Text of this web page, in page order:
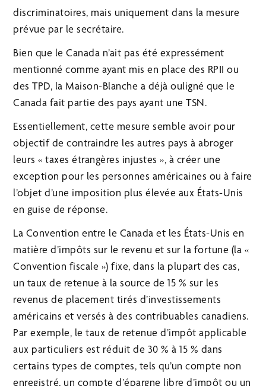
discriminatoires, mais uniquement dans la mesure
prévue par le secrétaire.
Bien que le Canada n’ait pas été expressément
mentionné comme ayant mis en place des RPII ou
des TPD, la Maison-Blanche a déjà ouligné que le
Canada fait partie des pays ayant une TSN.
Essentiellement, cette mesure semble avoir pour
objectif de contraindre les autres pays à abroger
leurs « taxes étrangères injustes », à créer une
exception pour les personnes américaines ou à faire
l’objet d’une imposition plus élevée aux États-Unis
en guise de réponse.
La Convention entre le Canada et les États-Unis en
matière d’impôts sur le revenu et sur la fortune (la «
Convention fiscale ») fixe, dans la plupart des cas,
un taux de retenue à la source de 15 % sur les
revenus de placement tirés d’investissements
américains et versés à des contribuables canadiens.
Par exemple, le taux de retenue d’impôt applicable
aux particuliers est réduit de 30 % à 15 % dans
certains types de comptes, tels qu’un compte non
enregistré, un compte d’épargne libre d’impôt ou un